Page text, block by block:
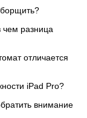
чем разница
отличается
iPad Pro?
внимание